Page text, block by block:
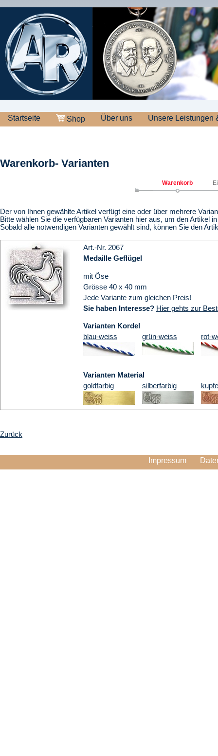
Startseite Shop Über uns Unsere Leistungen
Warenkorb- Varianten
Warenkorb
Der von Ihnen gewählte Artikel verfügt eine oder über mehrere
Bitte wählen Sie die verfügbaren Varianten hier aus, um den Artikel
Sobald alle notwendigen Varianten gewählt sind, können Sie den
Art.-Nr. 2067
Medaille Geflügel
mit Öse
Grösse 40 x 40 mm
Jede Variante zum gleichen Preis!
Sie haben Interesse? Hier gehts zur
Varianten Kordel
blau-weiss
grün-weiss rot-
Varianten Material
goldfarbig
silberfarbig
Zurück
Impressum